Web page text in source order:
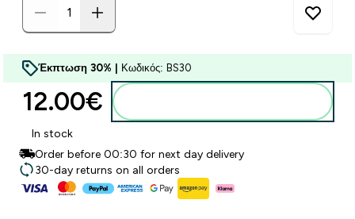
Έκπτωση 30% | Κωδικός: BS30
12.00€‎
In stock
Order before 00:30 for next day delivery
30-day returns on all orders